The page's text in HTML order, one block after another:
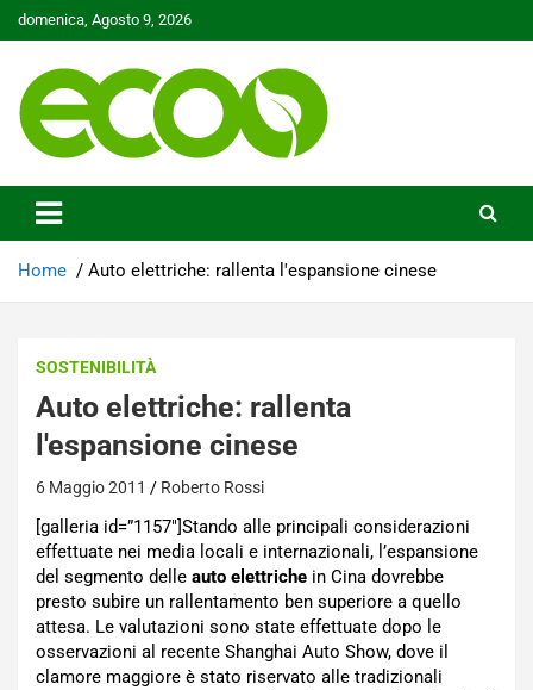
Skip
to
domenica, Agosto 9, 2026
Ecoo.it
Home Auto elettriche: rallenta l'espansione cinese
SOSTENIBILITÀ
Auto elettriche: rallenta
l'espansione cinese
6 Maggio 2011 Roberto Rossi
[galleria id=”1157″]Stando alle principali considerazioni
effettuate nei media locali e internazionali, l’espansione
del segmento delle auto elettriche in Cina dovrebbe
presto subire un rallentamento ben superiore a quello
attesa. Le valutazioni sono state effettuate dopo le
osservazioni al recente Shanghai Auto Show, dove il
clamore maggiore è stato riservato alle tradizionali